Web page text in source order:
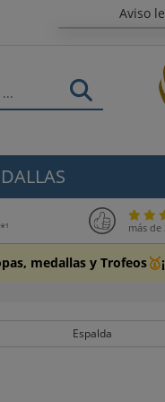
Aviso
más de
medallas y Trofeos🥇
Espalda